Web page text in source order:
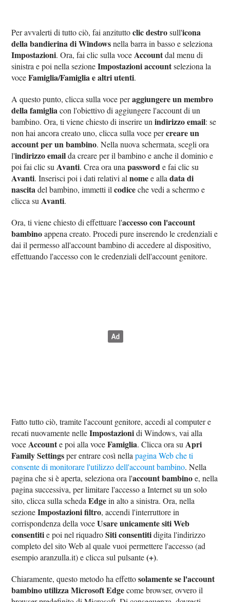
Per avvalerti di tutto ciò, fai anzituttoclic destrosull'icona
della bandierina di Windowsnella barra in basso e seleziona
Impostazioni. Ora, fai clic sulla voce Accountdal menu di
sinistra e poi nella sezioneImpostazioni accountseleziona la
voceFamiglia/Famiglia e altri utenti.
A questo punto, clicca sulla voce peraggiungere un membro
della famigliacon l'obiettivo di aggiungere l'account di un
bambino. Ora, ti viene chiesto di inserire unindirizzo email: se
non hai ancora creato uno, clicca sulla voce percreare un
account per un bambino. Nella nuova schermata, scegli ora
l'indirizzo emailda creare per il bambino e anche il dominio e
poi fai clic su Avanti. Crea ora unapassworde fai clic su
Avanti. Inserisci poi i dati relativi alnomee alladata di
nascitadel bambino, immetti ilcodiceche vedi a schermo e
clicca su Avanti.
Ora, ti viene chiesto di effettuare l'accesso con l'account
bambinoappena creato. Procedi pure inserendo le credenziali e
dai il permesso all'account bambino di accedere al dispositivo,
effettuando l'accesso con le credenziali dell'account genitore.
Fatto tutto ciò, tramite l'account genitore, accedi al computer e
recati nuovamente nelleImpostazionidi Windows, vai alla
voce Accounte poi alla voceFamiglia. Clicca ora su Apri
Family Settingsper entrare così nellapagina Web che ti
consente di monitorare l'utilizzo dell'account bambino. Nella
pagina che si è aperta, seleziona ora l'account bambinoe, nella
pagina successiva, per limitare l'accesso a Internet su un solo
sito, clicca sulla schedaEdgein alto a sinistra. Ora, nella
sezioneImpostazioni filtro, accendi l'interruttore in
corrispondenza della voceUsare unicamente siti Web
consentitie poi nel riquadroSiti consentitidigita l'indirizzo
completo del sito Web al quale vuoi permettere l'accesso (ad
esempio aranzulla.it) e clicca sul pulsante(+).
Chiaramente, questo metodo ha effettosolamente se l'account
bambino utilizza Microsoft Edgecome browser, ovvero il